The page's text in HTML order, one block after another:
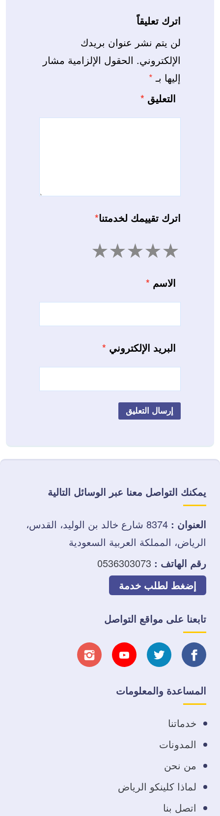
اترك تعليقاً
لن يتم نشر عنوان بريدك
الإلكتروني. الحقول الإلزامية مشار
إليها بـ *
التعليق *
اترك تقييمك لخدمتنا*
4 3 2 1
الاسم *
البريد الإلكتروني *
يمكنك التواصل معنا عبر الوسائل التالية
العنوان :
8374 شارع خالد بن الوليد، القدس،
الرياض، المملكة العربية السعودية
رقم الهاتف : 0536303073
إضغط لطلب خدمة
تابعنا على مواقع التواصل
تابعنا
على
فيسبوك
تابعنا
على
تابعنا تابعنا
المساعدة والمعلومات
خدماتنا
المدونات
من نحن
لماذا كلينكو الرياض
اتصل بنا